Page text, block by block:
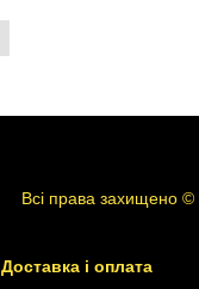
Всі права захищено ©
Доставка і оплата